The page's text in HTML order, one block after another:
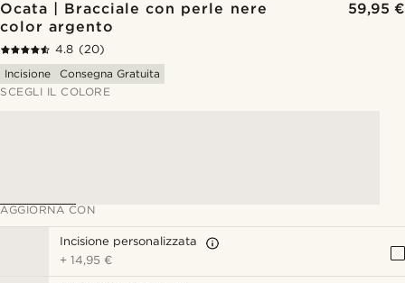
Ocata | Bracciale con perle nere
color argento
59,95 €
4.8 (20)
Incisione
Consegna Gratuita
SCEGLI IL COLORE
AGGIORNA CON
Incisione personalizzata
+14,95 €